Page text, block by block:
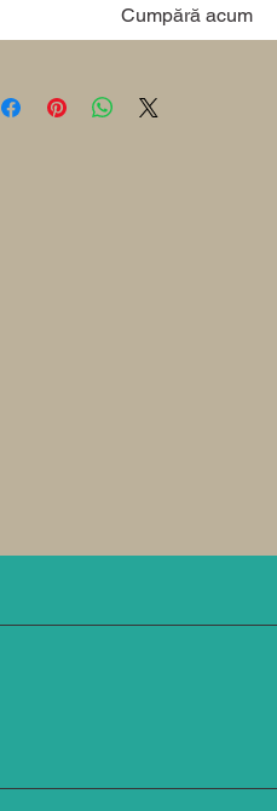
Cumpără acum